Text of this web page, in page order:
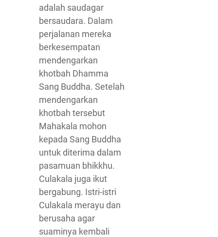
adalah saudagar
bersaudara. Dalam
perjalanan mereka
berkesempatan
mendengarkan
khotbah Dhamma
Sang Buddha. Setelah
mendengarkan
khotbah tersebut
Mahakala mohon
kepada Sang Buddha
untuk diterima dalam
pasamuan bhikkhu.
Culakala juga ikut
bergabung. Istri-istri
Culakala merayu dan
berusaha agar
suaminya kembali